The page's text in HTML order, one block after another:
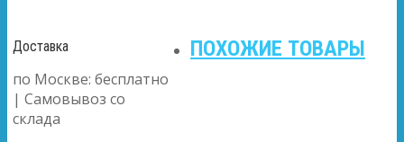
Доставка
по Москве: бесплатно
| Самовывоз со
склада
ПОХОЖИЕ ТОВАРЫ